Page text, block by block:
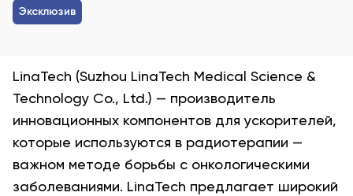
Эксклюзив
LinaTech (Suzhou LinaTech Medical Science &
Technology Co., Ltd.) — производитель
инновационных компонентов для ускорителей,
которые используются в радиотерапии —
важном методе борьбы с онкологическими
заболеваниями. LinaTech предлагает широкий